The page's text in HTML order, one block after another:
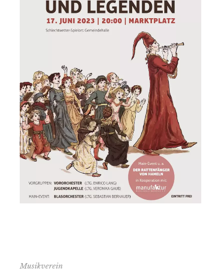
Musikverein